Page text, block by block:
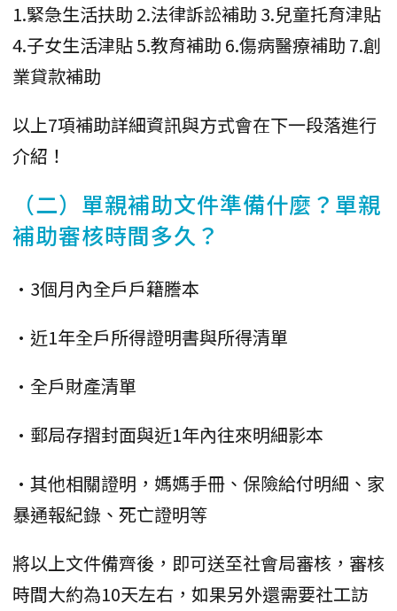
1.緊急生活扶助 2.法律訴訟補助 3.兒童托育津貼
4.子女生活津貼 5.教育補助 6.傷病醫療補助 7.創
業貸款補助
以上7項補助詳細資訊與方式會在下一段落進行
介紹！
（二）單親補助文件準備什麼？單親
補助審核時間多久？
•3個月內全戶戶籍謄本
•近1年全戶所得證明書與所得清單
•全戶財產清單
•郵局存摺封面與近1年內往來明細影本
•其他相關證明，媽媽手冊、保險給付明細、家
暴通報紀錄、死亡證明等
將以上文件備齊後，即可送至社會局審核，審核
時間大約為10天左右，如果另外還需要社工訪